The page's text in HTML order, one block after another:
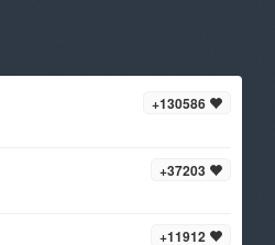
+130586
+37203
+11912